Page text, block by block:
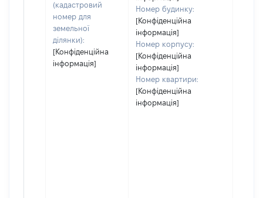
(кадастровий
номер для
земельної
ділянки):
[Конфіденційна
інформація]
Номер будинку:
[Конфіденційна
інформація]
Номер корпусу:
[Конфіденційна
інформація]
Номер квартири:
[Конфіденційна
інформація]